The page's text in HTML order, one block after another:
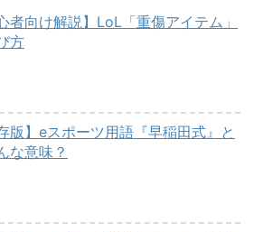
者向け解説】LoL「重傷アイテム」
方
版】eスポーツ用語『早稲田式』と
な意味？